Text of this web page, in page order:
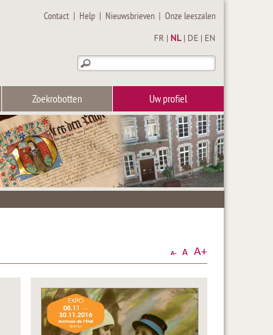
Contact | Help | Nieuwsbrieven |Onze leeszalen
FR NL DE EN
Zoekrobotten Uw profiel